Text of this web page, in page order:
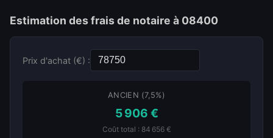
Estimation des frais de notaire à 08400
Prix d'achat (€) :
ANCIEN (7,5%)
5 906 €
Coût total : 84 656 €